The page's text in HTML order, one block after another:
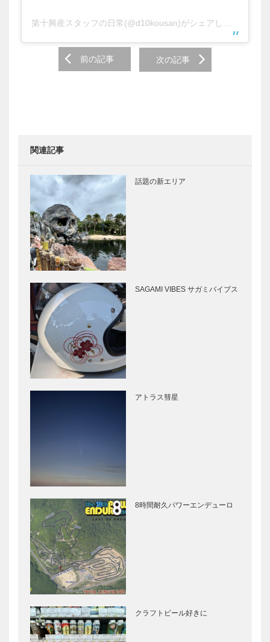
第十興産スタッフの日常(@d10kousan)がシェアした投稿
navigation
前の記事 次の記事
関連記事
話題の新エリア
SAGAMI VIBES サガミバイブス
アトラス彗星
8時間耐久パワーエンデューロ
クラフトビール好きに